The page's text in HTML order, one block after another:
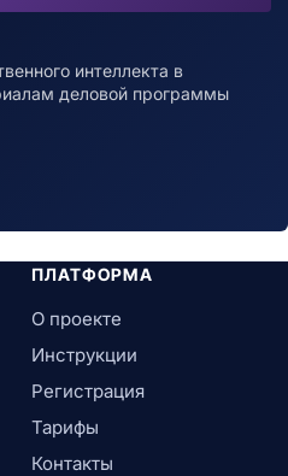
интеллекта в
деловой программы
ПЛАТФОРМА
О проекте
Инструкции
Регистрация
Тарифы
Контакты